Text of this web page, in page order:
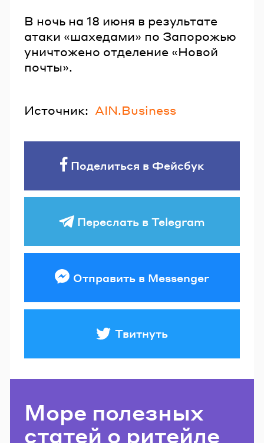
В ночь на 18 июня в результате
атаки «шахедами» по Запорожью
уничтожено отделение «Новой
почты».
Источник: AIN.Business
Поделиться в Фейсбук
Переслать в Telegram
Отправить в Messenger
Твитнуть
Море полезных
статей о ритейле